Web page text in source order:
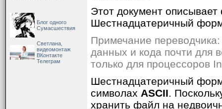
Блог одного
Сумасшествия
Светлана,
видеомонтаж
ВКонтакте
Телеграм
Этот документ
Шестнадцатеричный
Примечание
данных и кода почти для
только для процессоров
Шестнадцатеричный
символах ASCII.
хранить файл на